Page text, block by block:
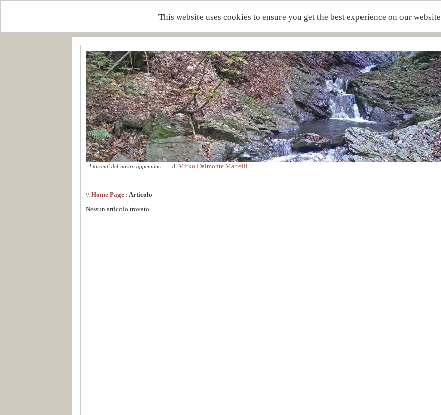
This website uses cookies to ensure you get the best experience on our website
I torrenti del nostro appennino...... di Mirko Dalmonte Martelli
\\ Home Page : Articolo
Nessun articolo trovato.